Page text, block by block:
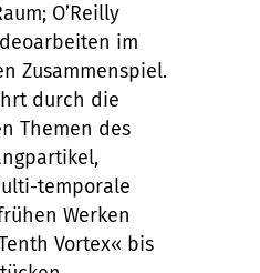
O’Reilly
im
Zusammenspiel.
durch die
Themen des
temporale
Werken
Vortex« bis